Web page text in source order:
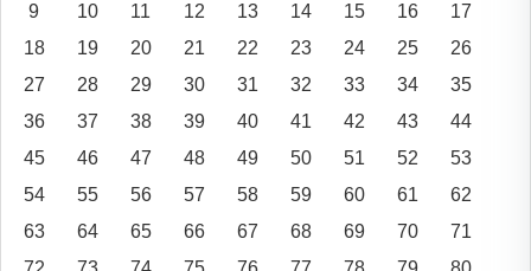
9
10 11 12 13 14 15 16
17
18
19 20 21 22 23 24 25
26
27
28 29 30 31 32 33 34
35
36
37 38 39 40 41 42 43
44
45
46 47 48 49 50 51 52
53
54
55 56 57 58 59 60 61
62
63
64 65 66 67 68 69 70
71